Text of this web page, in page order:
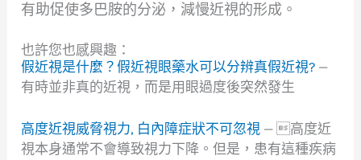
有助促使多巴胺的分泌，減慢近視的形成。
也許您也感興趣：
假近視是什麼？假近視眼藥水可以分辨真假近視? —
有時並非真的近視，而是用眼過度後突然發生
高度近視威脅視力, 白內障症狀不可忽視 — 高度近
視本身通常不會導致視力下降。但是，患有這種疾病